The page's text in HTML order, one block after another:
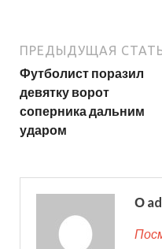
ПРЕДЫДУЩАЯ
Футболист поразил
девятку ворот
соперника дальним
ударом
О